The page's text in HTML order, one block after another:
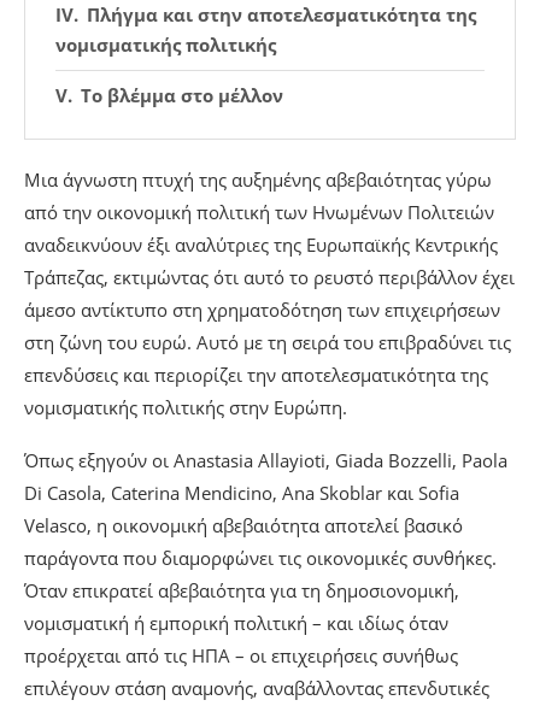
Πλήγμα και στην αποτελεσματικότητα της
νομισματικής πολιτικής
Το βλέμμα στο μέλλον
Μια άγνωστη πτυχή της αυξημένης αβεβαιότητας γύρω
από την οικονομική πολιτική των Ηνωμένων Πολιτειών
αναδεικνύουν έξι αναλύτριες της Ευρωπαϊκής Κεντρικής
Τράπεζας, εκτιμώντας ότι αυτό το ρευστό περιβάλλον έχει
άμεσο αντίκτυπο στη χρηματοδότηση των επιχειρήσεων
στη ζώνη του ευρώ. Αυτό με τη σειρά του επιβραδύνει τις
επενδύσεις και περιορίζει την αποτελεσματικότητα της
νομισματικής πολιτικής στην Ευρώπη.
Όπως εξηγούν οι Anastasia Allayioti, Giada Bozzelli, Paola
Di Casola, Caterina Mendicino, Ana Skoblar και Sofia
Velasco, η οικονομική αβεβαιότητα αποτελεί βασικό
παράγοντα που διαμορφώνει τις οικονομικές συνθήκες.
Όταν επικρατεί αβεβαιότητα για τη δημοσιονομική,
νομισματική ή εμπορική πολιτική – και ιδίως όταν
προέρχεται από τις ΗΠΑ – οι επιχειρήσεις συνήθως
επιλέγουν στάση αναμονής, αναβάλλοντας επενδυτικές